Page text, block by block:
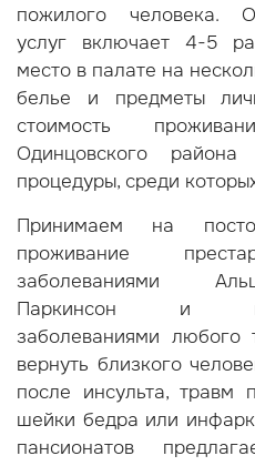
пожилого человека.
услуг включает 4-5
место в палате на
белье и предметы
стоимость
Одинцовского района
процедуры, среди
Принимаем на
проживание
заболеваниями
Паркинсон и
заболеваниями
вернуть близкого
после инсульта, травм
шейки бедра или
пансионатов